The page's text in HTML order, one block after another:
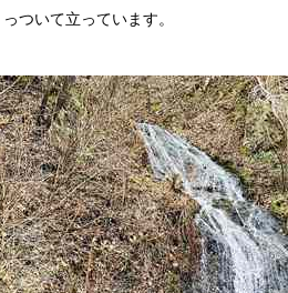
ついて立っています。